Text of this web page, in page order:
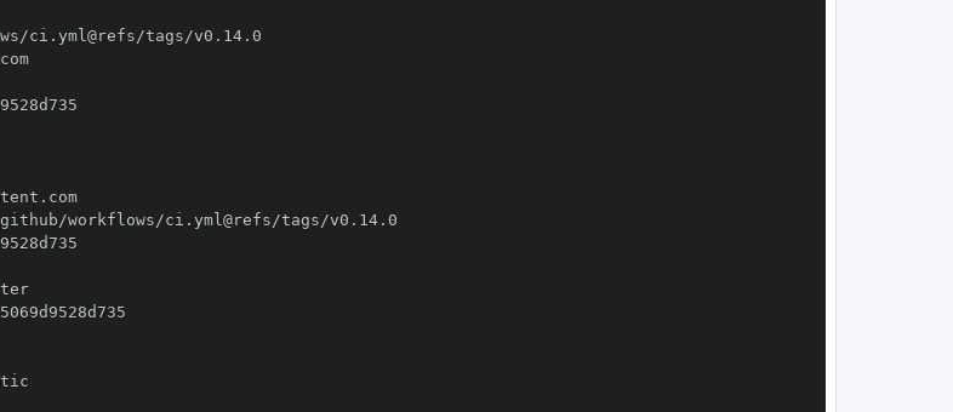
//token.actions.githubusercontent.com
//token.actions.githubusercontent.com
//github.com/pydantic/jiter